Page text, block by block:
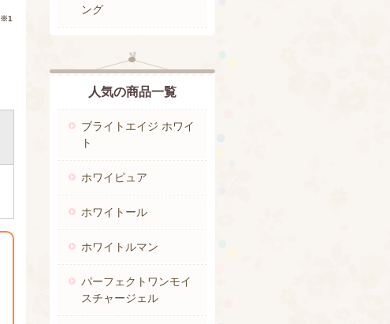
※1
ング
人気の商品一覧
ブライトエイジ ホワイ
ト
ホワイピュア
ホワイトール
ホワイトルマン
パーフェクトワンモイ
スチャージェル